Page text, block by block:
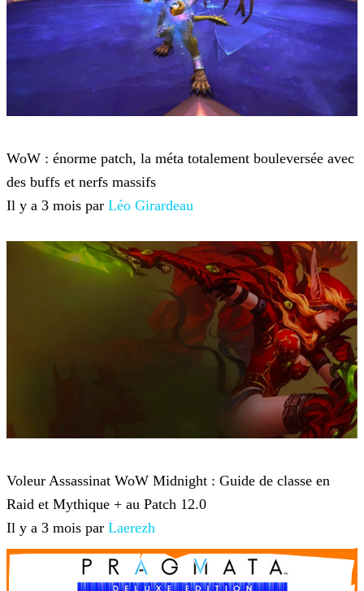
WoW : énorme patch, la méta totalement bouleversée avec
des buffs et nerfs massifs
Il y a 3 mois par Léo Girardeau
Voleur Assassinat WoW Midnight : Guide de classe en
Raid et Mythique + au Patch 12.0
Il y a 3 mois par Laerezh